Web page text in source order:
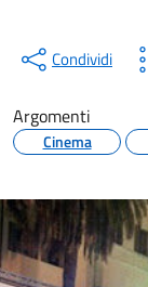
Condividi
Argomenti
Cinema